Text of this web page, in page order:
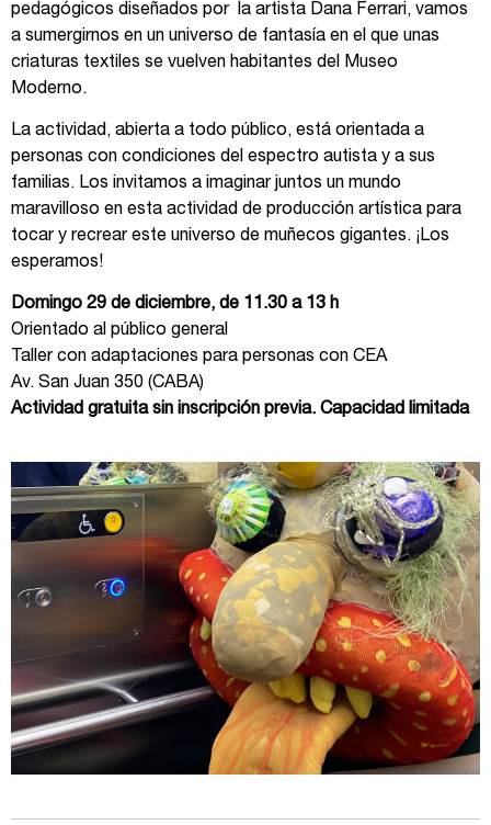
pedagógicos diseñados por la artista Dana Ferrari, vamos
a sumergirnos en un universo de fantasía en el que unas
criaturas textiles se vuelven habitantes del Museo
Moderno.
La actividad, abierta a todo público, está orientada a
personas con condiciones del espectro autista y a sus
familias. Los invitamos a imaginar juntos un mundo
maravilloso en esta actividad de producción artística para
tocar y recrear este universo de muñecos gigantes. ¡Los
esperamos!
Domingo 29 de diciembre, de 11.30 a 13 h
Orientado al público general
Taller con adaptaciones para personas con CEA
Av. San Juan 350 (CABA)
Actividad gratuita sin inscripción previa. Capacidad limitada